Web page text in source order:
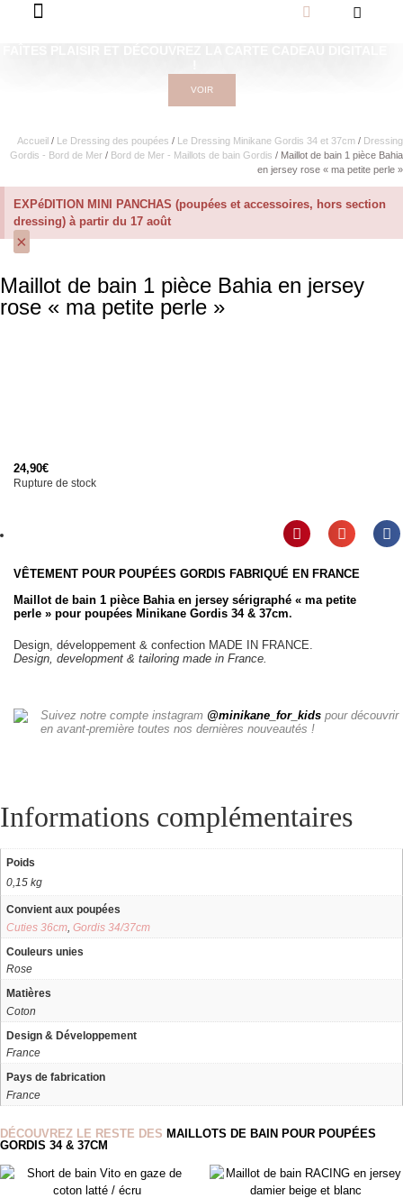
VOIR
Accueil / Le Dressing des poupées / Le Dressing Minikane Gordis 34 et 37cm​ / Dressing
Gordis - Bord de Mer / Bord de Mer - Maillots de bain Gordis / Maillot de bain 1 pièce Bahia
en jersey rose « ma petite perle »
EXPéDITION MINI PANCHAS (poupées et accessoires, hors section
dressing) à partir du 17 août
×
Maillot de bain 1 pièce Bahia en jersey
rose « ma petite perle »
24,90€
Rupture de stock
VÊTEMENT POUR POUPÉES GORDIS FABRIQUÉ EN FRANCE
Maillot de bain 1 pièce Bahia en jersey sérigraphé « ma petite
perle » pour poupées Minikane Gordis 34 & 37cm.
Design, développement & confection MADE IN FRANCE.
Design, development & tailoring made in France.
Suivez notre compte instagram @minikane_for_kids pour découvrir
en avant-première toutes nos dernières nouveautés !
Informations complémentaires
Poids
0,15 kg
Convient aux poupées
Cuties 36cm, Gordis 34/37cm
Couleurs unies
Rose
Matières
Coton
Design & Développement
France
Pays de fabrication
France
DÉCOUVREZ LE RESTE DES MAILLOTS DE BAIN POUR POUPÉES
GORDIS 34 & 37CM